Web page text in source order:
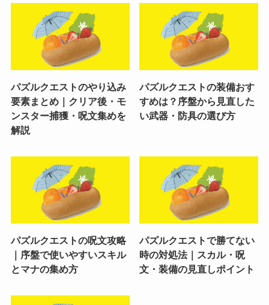
パズルクエストのやり込み
要素まとめ｜クリア後・モ
ンスター捕獲・呪文集めを
解説
パズルクエストの装備おす
すめは？序盤から見直した
い武器・防具の選び方
パズルクエストの呪文攻略
｜序盤で使いやすいスキル
とマナの集め方
パズルクエストで勝てない
時の対処法｜スカル・呪
文・装備の見直しポイント